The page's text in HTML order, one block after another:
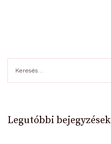
Legutóbbi bejegyzések